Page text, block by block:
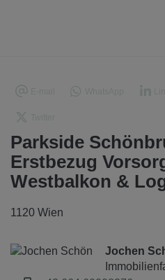
Parkside
Erstbezug
Westbalkon &
1120 Wien
Jochen